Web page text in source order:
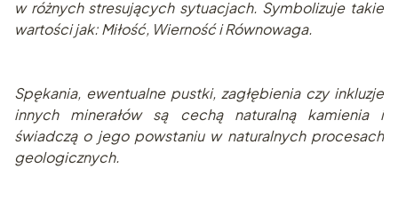
w różnych stresujących sytuacjach. Symbolizuje takie
wartości jak: Miłość, Wierność i Równowaga.
Spękania, ewentualne pustki, zagłębienia czy inkluzje
innych minerałów są cechą naturalną kamienia i
świadczą o jego powstaniu w naturalnych procesach
geologicznych.